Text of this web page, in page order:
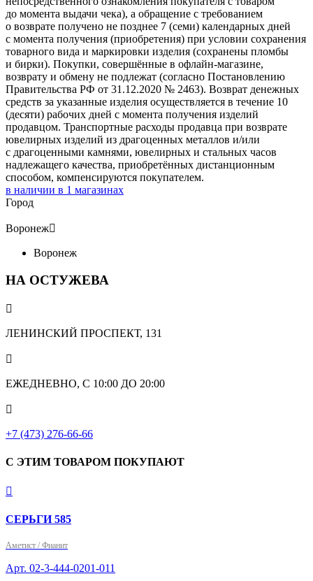
до момента выдачи чека), а обращение с требованием
о возврате получено не позднее 7 (семи) календарных дней
с момента получения (приобретения) при условии сохранения
товарного вида и маркировки изделия (сохранены пломбы
и бирки). Покупки, совершённые в офлайн-магазине,
возврату и обмену не подлежат (согласно Постановлению
Правительства РФ от 31.12.2020 № 2463). Возврат денежных
средств за указанные изделия осуществляется в течение 10
(десяти) рабочих дней с момента получения изделий
продавцом. Транспортные расходы продавца при возврате
ювелирных изделий из драгоценных металлов и/или
с драгоценными камнями, ювелирных и стальных часов
надлежащего качества, приобретённых дистанционным
способом, компенсируются покупателем.
в наличии в 1 магазинах
Город
Воронеж
Воронеж
НА ОСТУЖЕВА

ЛЕНИНСКИЙ ПРОСПЕКТ, 131

ЕЖЕДНЕВНО, С 10:00 ДО 20:00

+7 (473) 276-66-66
С ЭТИМ ТОВАРОМ ПОКУПАЮТ

СЕРЬГИ 585
Аметист / Фианит
Арт. 02-3-444-0201-011